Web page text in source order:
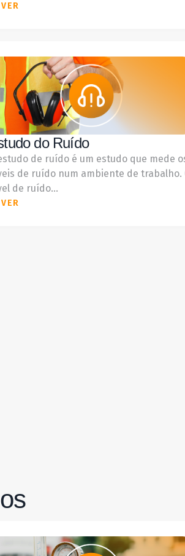
VER
do Ruído
de ruído é um estudo que mede
de ruído num ambiente de trabalho.
de ruído...
VER